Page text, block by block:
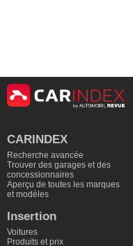
CARINDEX
Recherche avancée
Trouver des garages et des
concessionnaires
Aperçu de toutes les marques
et modèles
Insertion
Voitures
Produits et prix